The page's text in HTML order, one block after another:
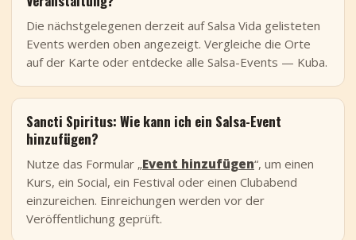
Die nächstgelegenen derzeit auf Salsa Vida gelisteten
Events werden oben angezeigt. Vergleiche die Orte
auf der Karte oder entdecke alle Salsa-Events — Kuba.
Sancti Spiritus: Wie kann ich ein Salsa-Event
hinzufügen?
Nutze das Formular „Event hinzufügen“, um einen
Kurs, ein Social, ein Festival oder einen Clubabend
einzureichen. Einreichungen werden vor der
Veröffentlichung geprüft.